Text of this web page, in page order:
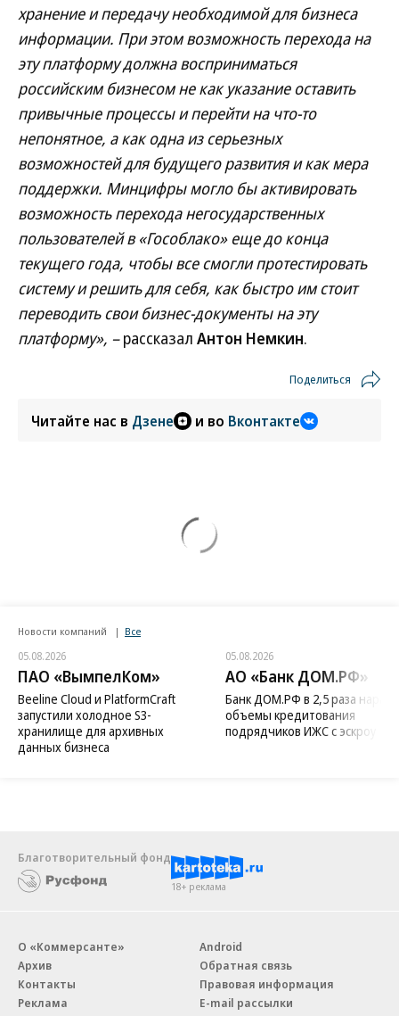
хранение и передачу необходимой для бизнеса
информации. При этом возможность перехода на
эту платформу должна восприниматься
российским бизнесом не как указание оставить
привычные процессы и перейти на что-то
непонятное, а как одна из серьезных
возможностей для будущего развития и как мера
поддержки. Минцифры могло бы активировать
возможность перехода негосударственных
пользователей в «Гособлако» еще до конца
текущего года, чтобы все смогли протестировать
систему и решить для себя, как быстро им стоит
переводить свои бизнес-документы на эту
платформу», –рассказал Антон Немкин.
Поделиться
Читайте нас в Дзене и во Вконтакте
Новости компаний Все
05.08.2026
ПАО «ВымпелКом»
Beeline Cloud и PlatformCraft
запустили холодное S3-
хранилище для архивных
данных бизнеса
05.08.2026
АО «Банк ДОМ.РФ»
Банк ДОМ.РФ в 2,5 раза
объемы кредитования
подрядчиков ИЖС с эскроу
Благотворительный фонд
18+ реклама
О «Коммерсанте»
Архив
Контакты
Реклама
Android
Обратная связь
Правовая информация
E-mail рассылки